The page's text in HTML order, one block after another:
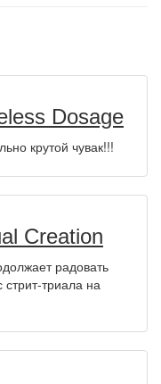
Dosage
крутой чувак!!!
Creation
радовать
триала на